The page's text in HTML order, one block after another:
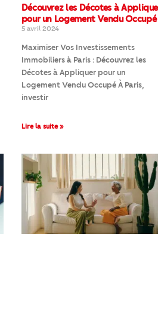
Découvrez les Décotes à
pour un Logement Vendu Occupé
5 avril 2024
Maximiser Vos Investissements
Immobiliers à Paris : Découvrez les
Décotes à Appliquer pour un
Logement Vendu Occupé À Paris,
investir
Lire la suite »